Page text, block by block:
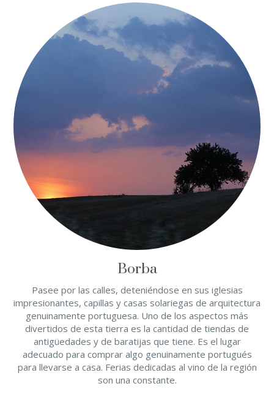
Borba
Pasee por las calles, deteniéndose en sus iglesias
impresionantes, capillas y casas solariegas de arquitectura
genuinamente portuguesa. Uno de los aspectos más
divertidos de esta tierra es la cantidad de tiendas de
antigüedades y de baratijas que tiene. Es el lugar
adecuado para comprar algo genuinamente portugués
para llevarse a casa. Ferias dedicadas al vino de la región
son una constante.